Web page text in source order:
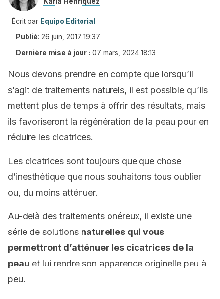
Écrit par Equipo Editorial
Publié: 26 juin, 2017 19:37
Dernière mise à jour : 07 mars, 2024 18:13
Nous devons prendre en compte que lorsqu’il
s’agit de traitements naturels, il est possible qu’ils
mettent plus de temps à offrir des résultats, mais
ils favoriseront la régénération de la peau pour en
réduire les cicatrices.
Les cicatrices sont toujours quelque chose
d’inesthétique que nous souhaitons tous oublier
ou, du moins atténuer.
Au-delà des traitements onéreux, il existe une
série de solutions naturelles qui vous
permettront d’atténuer les cicatrices de la
peau et lui rendre son apparence originelle peu à
peu.